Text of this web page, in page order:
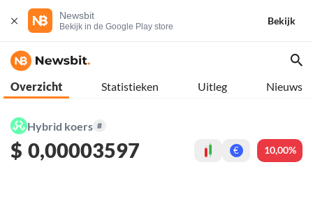
Newsbit
Bekijk in de Google Play store
Bekijk
Overzicht Statistieken Uitleg Nieuws
Hybrid koers #
$ 0,00003597 € 10,00%